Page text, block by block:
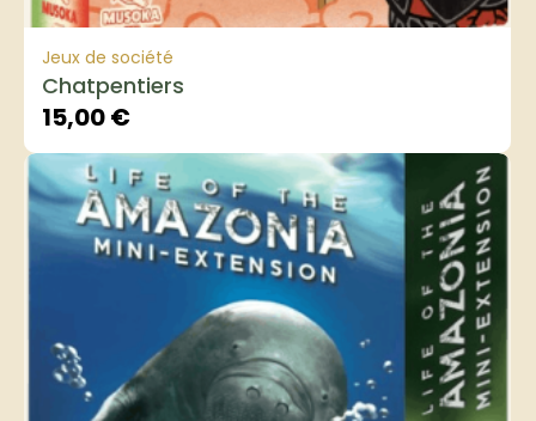
Jeux de société
Chatpentiers
15,00€